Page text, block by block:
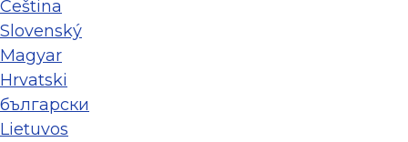
Ceština
Slovenský
Magyar
Hrvatski
български
Lietuvos